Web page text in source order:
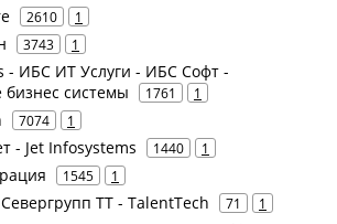
2610 1
3743 1
- ИБС ИТ Услуги - ИБС Софт -
системы
1761 1
7074 1
- Jet Infosystems 1440 1
1545 1
ТТ - TalentTech 71 1